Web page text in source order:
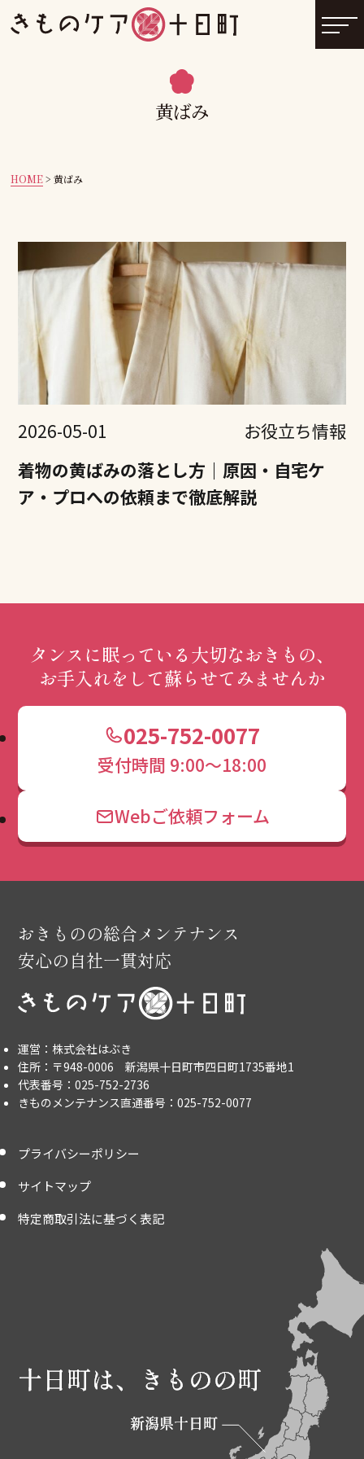
黄ばみ
HOME>黄ばみ
2026-05-01
お役立ち情報
着物の黄ばみの落とし方｜原因・自宅ケ
ア・プロへの依頼まで徹底解説
タンスに眠っている大切なおきもの、
お手入れをして蘇らせてみませんか
025-752-0077
受付時間 9:00～18:00
Webご依頼フォーム
おきものの総合メンテナンス
安心の自社一貫対応
運営：株式会社はぶき
住所：〒948-0006 新潟県十日町市四日町1735番地1
代表番号：025-752-2736
きものメンテナンス直通番号：025-752-0077
プライバシーポリシー
サイトマップ
特定商取引法に基づく表記